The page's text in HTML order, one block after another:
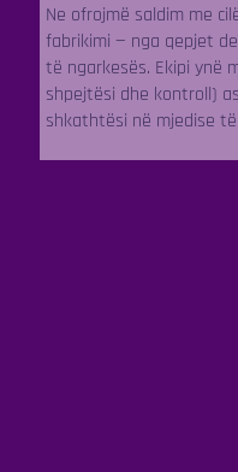
Ne ofrojmë saldim me
fabrikimi — nga qepjet
të ngarkesës. Ekipi ynë
shpejtësi dhe kontroll)
shkathtësi në mjedise